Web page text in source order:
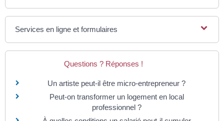
Services en ligne et formulaires
Questions ? Réponses !
Un artiste peut-il être micro-entrepreneur ?
Peut-on transformer un logement en local
professionnel ?